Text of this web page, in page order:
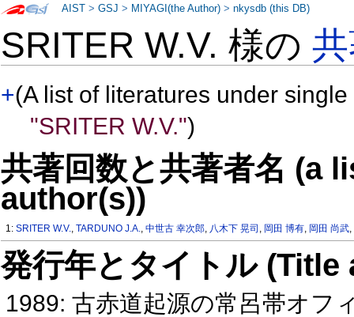
SRITER W.V. 様の
+(A list of literatures under
"SRITER W.V.")
共著回数と共著者名 (a
author(s))
1:SRITER W.V.,TARDUNO J.A.,中世古 幸次郎, 八木下 晃司 , 岡田 博有, 岡田 尚武,
発行年とタイトル
1989: 古赤道起源の常呂帯オフ
AIST >GSJ > MIYAGI(the Author) >nkysdb (this DB)